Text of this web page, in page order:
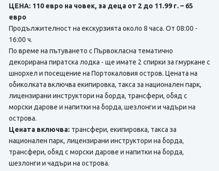
ЦЕНА: 110 евро на човек, за деца от 2 до 11.99 г. – 65
евро
Продължителност на екскурзията около 8 часа. От 08:00 -
16:00 ч.
По време на пътуването с Първокласна тематично
декорирана пиратска лодка - ще имате 2 спирки за гмуркане с
шнорхел и посещение на Портокаловия остров. Цената на
обиколката включва екипировка, такса за национален парк,
лицензирани инструктори на борда, трансфери, обяд с
морски дарове и напитки на борда, шезлонги и чадъри на
острова.
Цената включва: трансфери, екипировка, такса за
национален парк, лицензирани инструктори на борда,
трансфери, обяд с морски дарове и напитки на борда,
шезлонги и чадъри на острова.